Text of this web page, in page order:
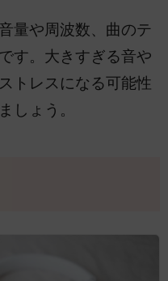
量や周波数、曲のテ
す。大きすぎる音や
トレスになる可能性
しょう。